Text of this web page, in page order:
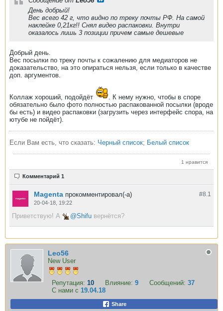
День добрый!
Вес всего 42 г, что видно по треку почты РФ. На самой
наклейке 0,21кг!! Снял видео распаковки. Внутри
оказалось лишь 3 позиции причем самые дешевые
Добрый день.
Вес посылки по треку почты к сожалению для медиаторов не
доказательство, на это опираться нельзя, если только в качестве
доп. аргументов.
Коллаж хороший, подойдёт
. К нему нужно, чтобы в споре
обязательно было фото полностью распакованной посылки (вроде
бы есть) и видео распаковки (загрузить через интерфейс спора, на
ютубе не пойдёт).
Если Вам есть, что сказать: Черный список; Белый список
1 нравится
Комментарий 1
#8. 1
Magenta прокомментировал(-а)
20-04-18, 19:22
Приветствую! А Shifu вернётся?
Leo56
New User
Репутация: 10 Влияние: 9 Сообщений: 37
С нами с 19.04.18
Share